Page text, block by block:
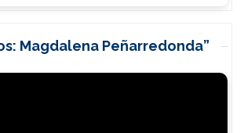
Magdalena Peñarredonda”